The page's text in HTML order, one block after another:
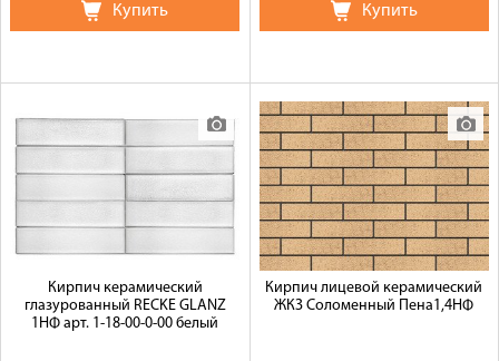
Купить Купить
Кирпич керамический
глазурованный RECKE GLANZ
1НФ арт. 1-18-00-0-00 белый
Кирпич лицевой керамический
ЖКЗ Соломенный Пена1,4НФ